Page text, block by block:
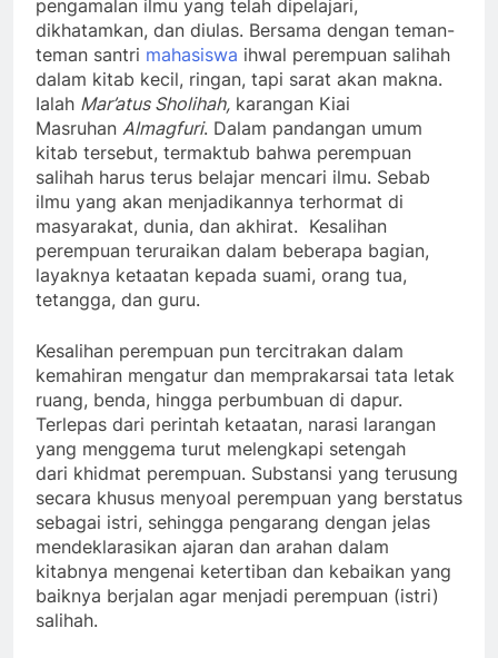
pengamalan ilmu yang telah dipelajari,
dikhatamkan, dan diulas. Bersama dengan teman-
teman santri mahasiswa ihwal perempuan salihah
dalam kitab kecil, ringan, tapi sarat akan makna.
Ialah Mar’atus Sholihah, karangan Kiai
Masruhan Almagfuri. Dalam pandangan umum
kitab tersebut, termaktub bahwa perempuan
salihah harus terus belajar mencari ilmu. Sebab
ilmu yang akan menjadikannya terhormat di
masyarakat, dunia, dan akhirat. Kesalihan
perempuan teruraikan dalam beberapa bagian,
layaknya ketaatan kepada suami, orang tua,
tetangga, dan guru.
Kesalihan perempuan pun tercitrakan dalam
kemahiran mengatur dan memprakarsai tata letak
ruang, benda, hingga perbumbuan di dapur.
Terlepas dari perintah ketaatan, narasi larangan
yang menggema turut melengkapi setengah
dari khidmat perempuan. Substansi yang terusung
secara khusus menyoal perempuan yang berstatus
sebagai istri, sehingga pengarang dengan jelas
mendeklarasikan ajaran dan arahan dalam
kitabnya mengenai ketertiban dan kebaikan yang
baiknya berjalan agar menjadi perempuan (istri)
salihah.